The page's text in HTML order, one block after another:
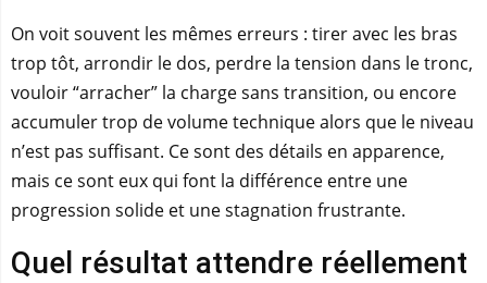
On voit souvent les mêmes erreurs : tirer avec les bras
trop tôt, arrondir le dos, perdre la tension dans le tronc,
vouloir “arracher” la charge sans transition, ou encore
accumuler trop de volume technique alors que le niveau
n’est pas suffisant. Ce sont des détails en apparence,
mais ce sont eux qui font la différence entre une
progression solide et une stagnation frustrante.
Quel résultat attendre réellement